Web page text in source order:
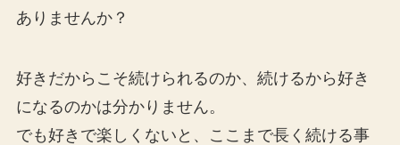
ありませんか？
好きだからこそ続けられるのか、続けるから好き
になるのかは分かりません。
でも好きで楽しくないと、ここまで長く続ける事